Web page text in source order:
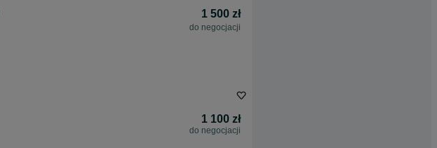
1 500 zł
do negocjacji
1 100 zł
do negocjacji